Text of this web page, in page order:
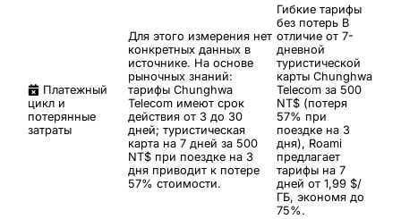
Платежный
цикл и
потерянные
затраты
Для этого измерения нет
конкретных данных в
источнике. На основе
рыночных знаний:
тарифы Chunghwa
Telecom имеют срок
действия от 3 до 30
дней; туристическая
карта на 7 дней за 500
NT$ при поездке на 3
дня приводит к потере
57% стоимости.
Гибкие тарифы
без потерь В
отличие от 7-
дневной
туристической
карты Chunghwa
Telecom за 500
NT$ (потеря
57% при
поездке на 3
дня), Roami
предлагает
тарифы на 7
дней от 1,99 $/
ГБ, экономя до
75%.